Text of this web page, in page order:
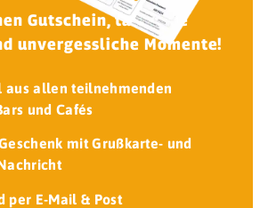
Gutschein, tausende
unvergessliche Momente!
aus allen teilnehmenden
und Cafés
mit Grußkarte- und
per E-Mail & Post